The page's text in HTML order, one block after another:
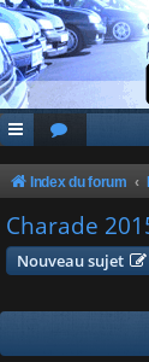
Index du forum
Charade
Nouveau sujet